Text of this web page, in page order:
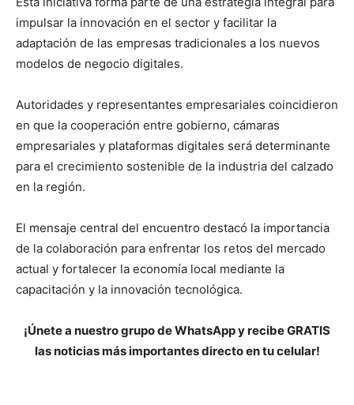
impulsar la innovación en el sector y facilitar la
adaptación de las empresas tradicionales a los nuevos
modelos de negocio digitales.
Autoridades y representantes empresariales coincidieron
en que la cooperación entre gobierno, cámaras
empresariales y plataformas digitales será determinante
para el crecimiento sostenible de la industria del calzado
en la región.
El mensaje central del encuentro destacó la importancia
de la colaboración para enfrentar los retos del mercado
actual y fortalecer la economía local mediante la
capacitación y la innovación tecnológica.
¡Únete a nuestro grupo de WhatsApp y recibe GRATIS
las noticias más importantes directo en tu celular!